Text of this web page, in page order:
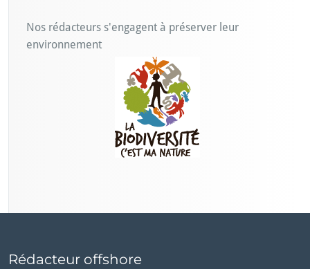
Nos rédacteurs s'engagent à préserver leur
environnement
Rédacteur offshore